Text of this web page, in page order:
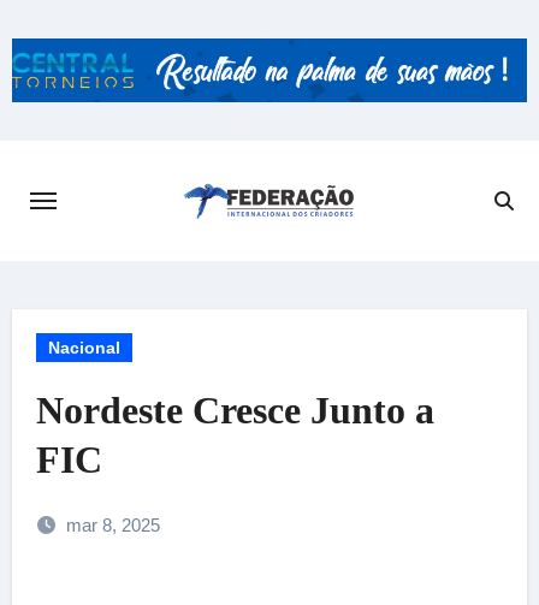
content
Nacional
Nordeste Cresce Junto a
FIC
mar 8, 2025